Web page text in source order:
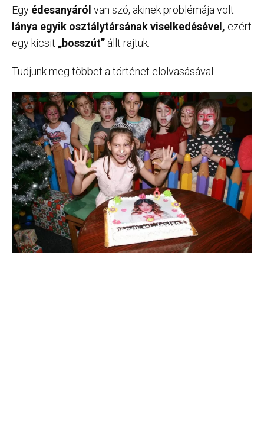
Egy édesanyáról van szó, akinek problémája volt
lánya egyik osztálytársának viselkedésével, ezért
egy kicsit „bosszút” állt rajtuk.
Tudjunk meg többet a történet elolvasásával: